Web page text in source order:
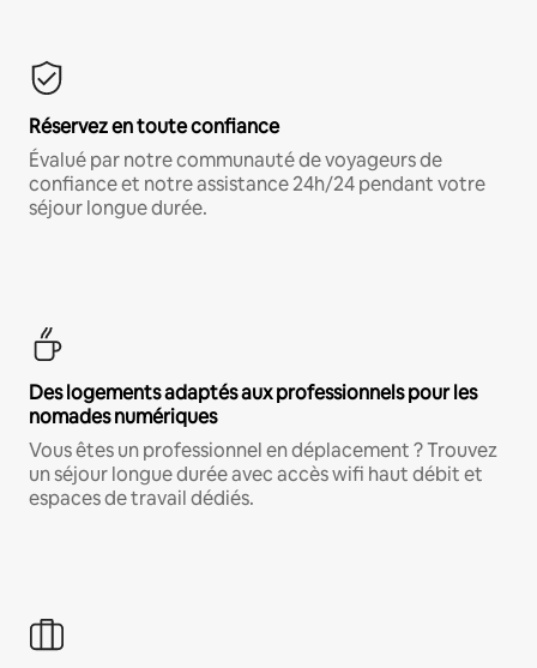
Réservez en toute confiance
Évalué par notre communauté de voyageurs de
confiance et notre assistance 24h/24 pendant votre
séjour longue durée.
Des logements adaptés aux professionnels pour les
nomades numériques
Vous êtes un professionnel en déplacement ? Trouvez
un séjour longue durée avec accès wifi haut débit et
espaces de travail dédiés.